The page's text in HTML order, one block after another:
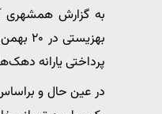
به گزارش همشهری
پرداختی یارانه دهک‌های چهارم